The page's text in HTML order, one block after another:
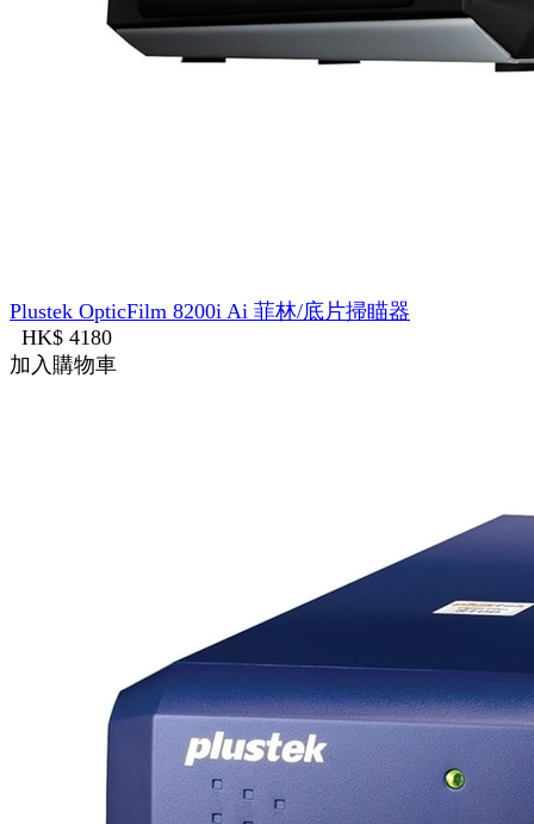
Plustek OpticFilm 8200i Ai 菲林/底片掃瞄器
HK$ 4180
加入購物車